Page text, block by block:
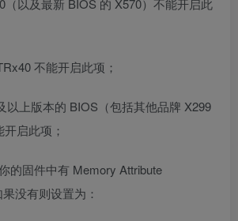
（以及最新 BIOS 的 X570）不能开启此
不能开启此项；
以上版本的 BIOS（包括其他品牌 X299
启此项；
的固件中有 Memory Attribute
没有则设置为：